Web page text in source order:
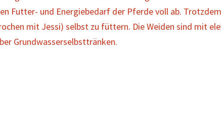
Futter- und Energiebedarf der Pferde voll ab.
mit Jessi) selbst zu füttern. Die Weiden sind mit
Grundwasserselbsttränken.